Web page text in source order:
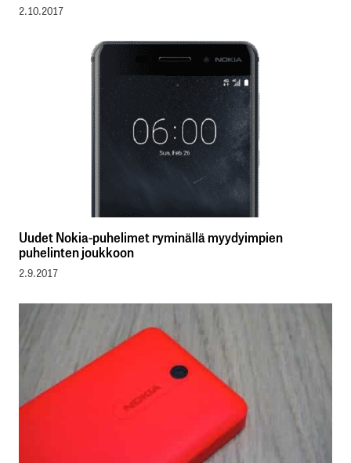
2.10.2017
Uudet Nokia-puhelimet ryminällä myydyimpien
puhelinten joukkoon
2.9.2017